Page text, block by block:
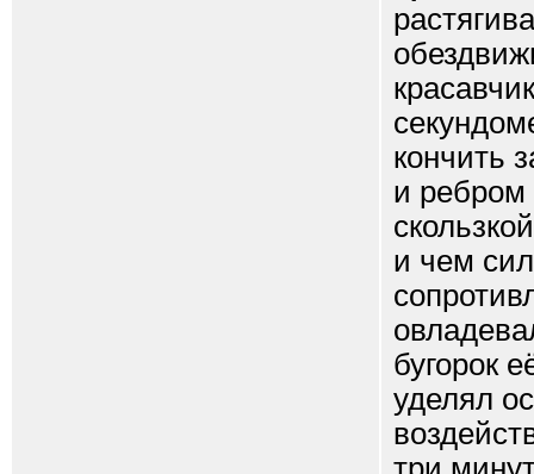
кончить
и ребром
и чем
бугорок
уделял